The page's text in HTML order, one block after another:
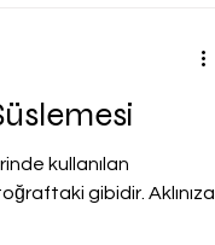
kullanılan
gibidir. Aklınıza